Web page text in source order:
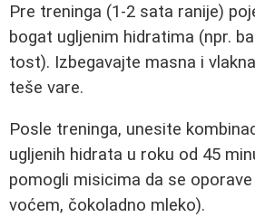
Pre treninga (1-2 sata ranije)
bogat ugljenim hidratima (npr.
tost). Izbegavajte masna i
teše vare.
Posle treninga, unesite
ugljenih hidrata u roku od 45
pomogli misicima da se
voćem, čokoladno mleko).